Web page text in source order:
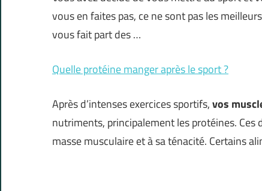
vous en faites pas, ce ne sont pas les
vous fait part des …
Quelle protéine manger après le sport ?
Après d’intenses exercices sportifs,vos
nutriments, principalement les protéines.
masse musculaire et à sa ténacité. Certains